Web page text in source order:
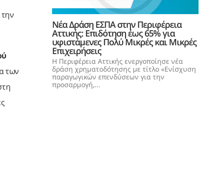
την
των
Νέα Δράση ΕΣΠΑ στην Περιφέρεια
Αττικής: Επιδότηση έως 65% για
υφιστάμενες Πολύ Μικρές και Μικρές
Επιχειρήσεις
Η Περιφέρεια Αττικής ενεργοποίησε νέα
δράση χρηματοδότησης με τίτλο «Ενίσχυση
παραγωγικών επενδύσεων για την
προσαρμογή,...